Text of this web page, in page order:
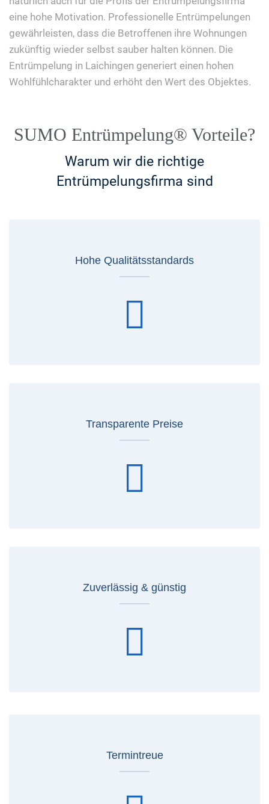
eine hohe Motivation. Professionelle Entrümpelungen
gewährleisten, dass die Betroffenen ihre Wohnungen
zukünftig wieder selbst sauber halten können. Die
Entrümpelung in Laichingen generiert einen hohen
Wohlfühlcharakter und erhöht den Wert des Objektes.
SUMO Entrümpelung® Vorteile?
Warum wir die richtige
Entrümpelungsfirma sind
Hohe Qualitätsstandards
Transparente Preise
Zuverlässig & günstig
Termintreue